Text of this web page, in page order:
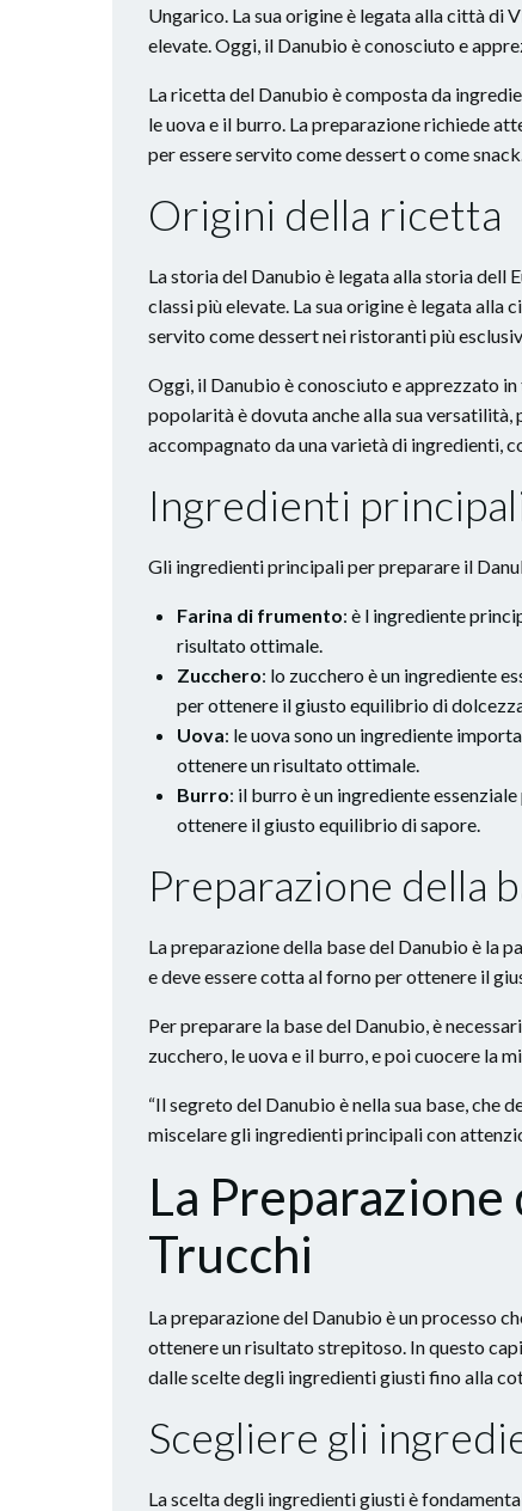
Ungarico. La sua origine è legata alla città di
elevate. Oggi, il Danubio è conosciuto e
La ricetta del Danubio è composta da
le uova e il burro. La preparazione richiede
per essere servito come dessert o come
Origini della ricetta
La storia del Danubio è legata alla storia dell
classi più elevate. La sua origine è legata alla
servito come dessert nei ristoranti più
Oggi, il Danubio è conosciuto e apprezzato
popolarità è dovuta anche alla sua versatilità,
accompagnato da una varietà di ingredienti,
Ingredienti
Gli ingredienti principali per preparare il
Farina di frumento: è l ingrediente
risultato ottimale.
Zucchero: lo zucchero è un ingrediente
per ottenere il giusto equilibrio di
Uova: le uova sono un ingrediente
ottenere un risultato ottimale.
Burro: il burro è un ingrediente
ottenere il giusto equilibrio di sapore.
Preparazione della
La preparazione della base del Danubio è la
e deve essere cotta al forno per ottenere il
Per preparare la base del Danubio, è
zucchero, le uova e il burro, e poi cuocere la
“Il segreto del Danubio è nella sua base, che
miscelare gli ingredienti principali con
La
Trucchi
La preparazione del Danubio è un processo
ottenere un risultato strepitoso. In questo
dalle scelte degli ingredienti giusti fino alla
Scegliere gli
La scelta degli ingredienti giusti è